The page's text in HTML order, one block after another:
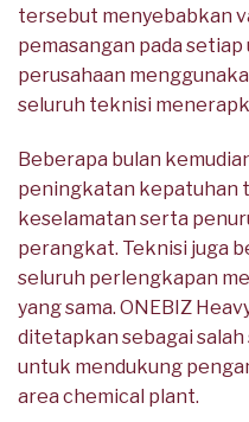
tersebut menyebabkan
pemasangan pada
perusahaan
seluruh teknisi
Beberapa bulan
peningkatan kepatuhan
keselamatan serta
perangkat. Teknisi juga
seluruh perlengkapan
yang sama. ONEBIZ
ditetapkan sebagai
untuk mendukung
area chemical plant.